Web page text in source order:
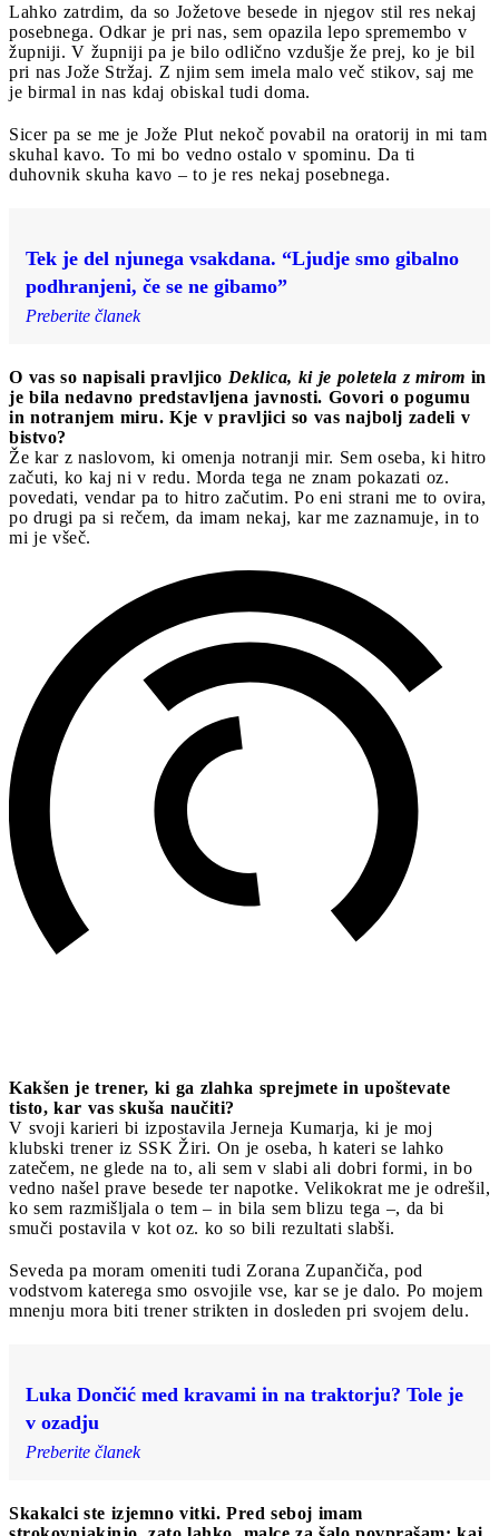
Lahko zatrdim, da so Jožetove besede in njegov stil res nekaj
posebnega. Odkar je pri nas, sem opazila lepo spremembo v
župniji. V župniji pa je bilo odlično vzdušje že prej, ko je bil
pri nas Jože Stržaj. Z njim sem imela malo več stikov, saj me
je birmal in nas kdaj obiskal tudi doma.
Sicer pa se me je Jože Plut nekoč povabil na oratorij in mi tam
skuhal kavo. To mi bo vedno ostalo v spominu. Da ti
duhovnik skuha kavo – to je res nekaj posebnega.
Tek je del njunega vsakdana. “Ljudje smo gibalno
podhranjeni, če se ne gibamo”
Preberite članek
O vas so napisali pravljico Deklica, ki je poletela z mirom in
je bila nedavno predstavljena javnosti. Govori o pogumu
in notranjem miru. Kje v pravljici so vas najbolj zadeli v
bistvo?
Že kar z naslovom, ki omenja notranji mir. Sem oseba, ki hitro
začuti, ko kaj ni v redu. Morda tega ne znam pokazati oz.
povedati, vendar pa to hitro začutim. Po eni strani me to ovira,
po drugi pa si rečem, da imam nekaj, kar me zaznamuje, in to
mi je všeč.
Kakšen je trener, ki ga zlahka sprejmete in upoštevate
tisto, kar vas skuša naučiti?
V svoji karieri bi izpostavila Jerneja Kumarja, ki je moj
klubski trener iz SSK Žiri. On je oseba, h kateri se lahko
zatečem, ne glede na to, ali sem v slabi ali dobri formi, in bo
vedno našel prave besede ter napotke. Velikokrat me je odrešil,
ko sem razmišljala o tem – in bila sem blizu tega –, da bi
smuči postavila v kot oz. ko so bili rezultati slabši.
Seveda pa moram omeniti tudi Zorana Zupančiča, pod
vodstvom katerega smo osvojile vse, kar se je dalo. Po mojem
mnenju mora biti trener strikten in dosleden pri svojem delu.
Luka Dončić med kravami in na traktorju? Tole je
v ozadju
Preberite članek
Skakalci ste izjemno vitki. Pred seboj imam